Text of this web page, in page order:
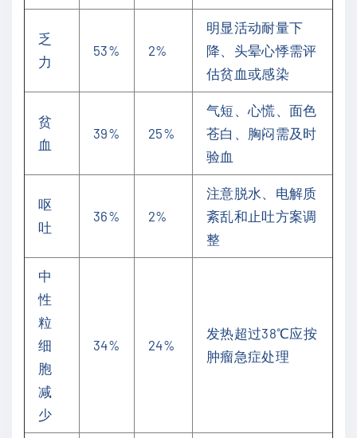
乏
力
53% 2%
明显活动耐量下
降、头晕心悸需评
估贫血或感染
贫
血
39% 25%
气短、心慌、面色
苍白、胸闷需及时
验血
呕
吐
36% 2%
注意脱水、电解质
紊乱和止吐方案调
整
中
性
粒
细
胞
减
少
34% 24%
发热超过38℃应按
肿瘤急症处理